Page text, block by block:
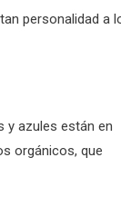
personalidad a
y azules están en
orgánicos, que